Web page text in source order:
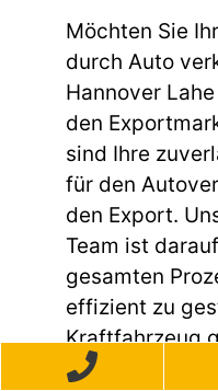
Möchten Sie
durch Auto
Hannover
den
sind Ihre
für den
den Export.
Team ist
gesamten
effizient zu
Kraftfahrzeug
Unfallschaden